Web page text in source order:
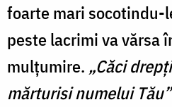
foarte mari socotindu-
peste lacrimi va vărsa
mulțumire. „Căci
mărturisi numelui Tău”